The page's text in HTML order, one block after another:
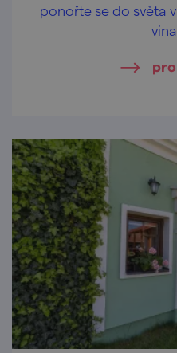
ponořte se do světa